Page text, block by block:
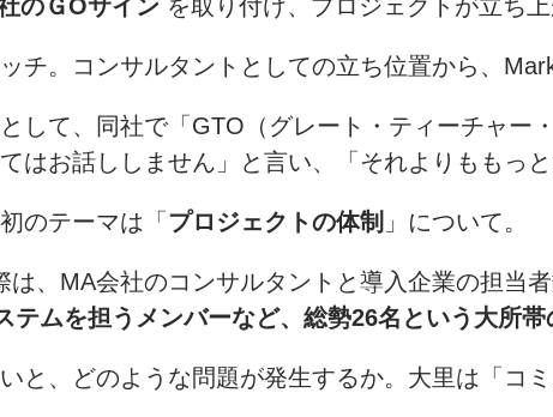
のＧOサイン を取り付け、プロジェクトが立ち上
チ。コンサルタントとしての立ち位置から、
して、同社で「GTO（グレート・ティーチャ
はお話ししません」と言い、「それよりももっ
のテーマは「 プロジェクトの体制 」について。
は、MA会社のコンサルタントと導入企業の担当
テムを担うメンバーなど、総勢26名という大所
と、どのような問題が発生するか。大里は「コ